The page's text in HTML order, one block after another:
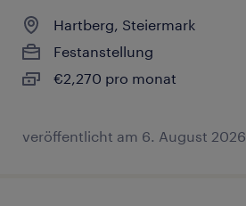
Hartberg, Steiermark
Festanstellung
€2,270 pro monat
veröffentlicht am 6. August 2026